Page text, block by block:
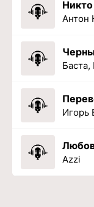
Никто
Антон
Баста,
Игорь
Azzi